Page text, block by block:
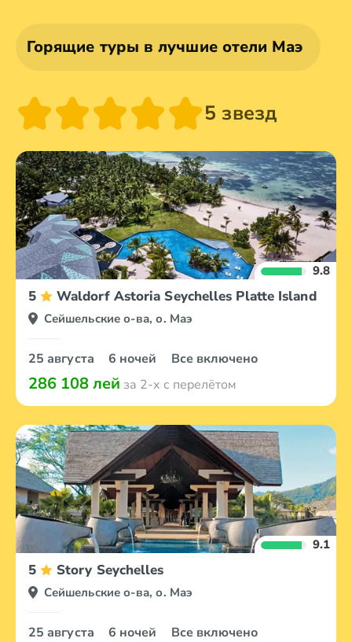
Горящие туры в лучшие отели Маэ
5 звезд
9.8
5 Waldorf Astoria Seychelles Platte Island
Сейшельские о-ва, о. Маэ
25 августа 6 ночей Все включено
286 108 лей за 2-х с перелётом
9.1
5 Story Seychelles
Сейшельские о-ва, о. Маэ
25 августа 6 ночей Все включено